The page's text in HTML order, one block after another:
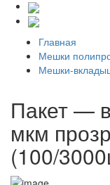
Главная
Мешки
Мешки-
Пакет —
мкм
(100/